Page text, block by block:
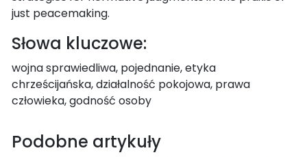
just peacemaking.
Słowa kluczowe:
wojna sprawiedliwa, pojednanie, etyka
chrześcijańska, działalność pokojowa, prawa
człowieka, godność osoby
Podobne artykuły